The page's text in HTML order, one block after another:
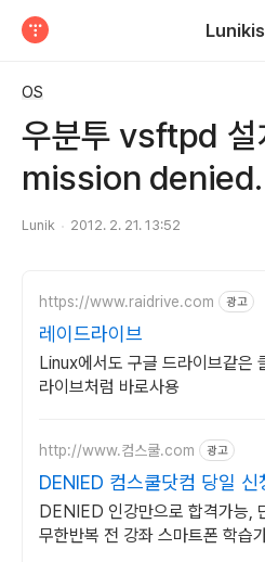
OS
우분투 vsftpd
mission denied.
Lunik 2012. 2. 21. 13:52
https://www.raidrive.com 광고
레이드라이브
Linux에서도 구글 드라이브같은
라이브처럼 바로사용
http://www.컴스쿨.com 광고
DENIED 컴스쿨닷컴 당일 신
시 기프티콘!
DENIED 인강만으로 합격가능,
무한반복 전 강좌 스마트폰 학습